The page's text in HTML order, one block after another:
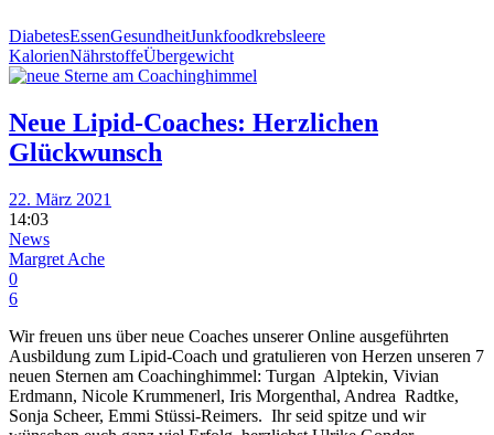
DiabetesEssenGesundheitJunkfoodkrebsleere
KalorienNährstoffeÜbergewicht
Neue Lipid-Coaches: Herzlichen
Glückwunsch
22. März 2021
14:03
News
Margret Ache
0
6
Wir freuen uns über neue Coaches unserer Online ausgeführten
Ausbildung zum Lipid-Coach und gratulieren von Herzen unseren 7
neuen Sternen am Coachinghimmel: Turgan Alptekin, Vivian
Erdmann, Nicole Krummenerl, Iris Morgenthal, Andrea Radtke,
Sonja Scheer, Emmi Stüssi-Reimers. Ihr seid spitze und wir